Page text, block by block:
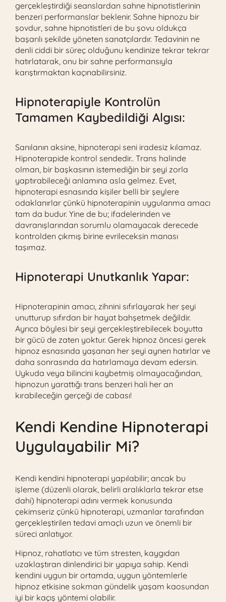
gerçekleştirdiği seanslardan sahne hipnotistlerinin
benzeri performanslar beklenir. Sahne hipnozu bir
şovdur, sahne hipnotistleri de bu şovu oldukça
başarılı şekilde yöneten sanatçılardır. Tedavinin ne
denli ciddi bir süreç olduğunu kendinize tekrar tekrar
hatırlatarak, onu bir sahne performansıyla
karıştırmaktan kaçınabilirsiniz.
Hipnoterapiyle Kontrolün
Tamamen Kaybedildiği Algısı:
Sanılanın aksine, hipnoterapi seni iradesiz kılamaz.
Hipnoterapide kontrol sendedir.. Trans halinde
olman, bir başkasının istemediğin bir şeyi zorla
yaptırabileceği anlamına asla gelmez. Evet,
hipnoterapi esnasında kişiler belli bir şeylere
odaklanırlar çünkü hipnoterapinin uygulanma amacı
tam da budur. Yine de bu; ifadelerinden ve
davranışlarından sorumlu olamayacak derecede
kontrolden çıkmış birine evrileceksin manası
taşımaz.
Hipnoterapi Unutkanlık Yapar:
Hipnoterapinin amacı, zihnini sıfırlayarak her şeyi
unutturup sıfırdan bir hayat bahşetmek değildir.
Ayrıca böylesi bir şeyi gerçekleştirebilecek boyutta
bir gücü de zaten yoktur. Gerek hipnoz öncesi gerek
hipnoz esnasında yaşanan her şeyi aynen hatırlar ve
daha sonrasında da hatırlamaya devam edersin.
Uykuda veya bilincini kaybetmiş olmayacağından,
hipnozun yarattığı trans benzeri hali her an
kırabileceğin gerçeği de cabası!
Kendi Kendine Hipnoterapi
Uygulayabilir Mi?
Kendi kendini hipnoterapi yapılabilir; ancak bu
işleme (düzenli olarak, belirli aralıklarla tekrar etse
dahi) hipnoterapi adını vermek konusunda
çekimseriz çünkü hipnoterapi, uzmanlar tarafından
gerçekleştirilen tedavi amaçlı uzun ve önemli bir
süreci anlatıyor.
Hipnoz, rahatlatıcı ve tüm stresten, kaygıdan
uzaklaştıran dinlendirici bir yapıya sahip. Kendi
kendini uygun bir ortamda, uygun yöntemlerle
hipnoz etkisine sokman gündelik yaşam kaosundan
iyi bir kaçış yöntemi olabilir.